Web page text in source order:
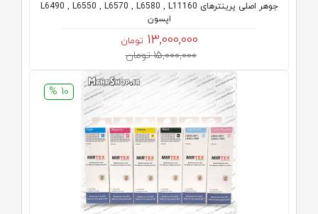
جوهر اصلی پرینترهای L6490 , L6550 , L6570 , L6580 , L11160
اپسون
13,000,000 تومان
15,000,000 تومان
10 %